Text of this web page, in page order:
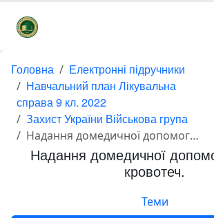
Головна
Електронні підручники
Навчальний план Лікувальна
справа 9 кл. 2022
Захист України Військова група
Надання домедичної допомоги під час кровотеч.
Надання домедичної
кровотеч.
Теми